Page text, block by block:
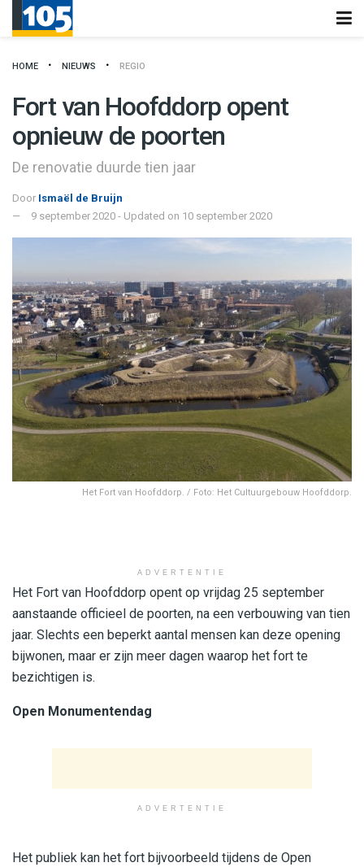
HOME NIEUWS REGIO
Fort van Hoofddorp opent
opnieuw de poorten
De renovatie duurde tien jaar
Door Ismaël de Bruijn
9 september 2020 - Updated on 10 september 2020
Het Fort van Hoofddorp. / Foto: Het Cultuurgebouw Hoofddorp.
ADVERTENTIE
Het Fort van Hoofddorp opent op vrijdag 25 september
aanstaande officieel de poorten, na een verbouwing van tien
jaar. Slechts een beperkt aantal mensen kan deze opening
bijwonen, maar er zijn meer dagen waarop het fort te
bezichtigen is.
Open Monumentendag
ADVERTENTIE
Het publiek kan het fort bijvoorbeeld tijdens de Open